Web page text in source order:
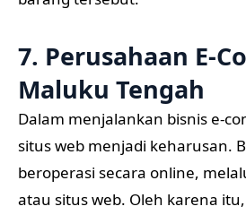
7. Perusahaan E-
Maluku Tengah
Dalam menjalankan bisnis e-
situs web menjadi keharusan.
beroperasi secara online,
atau situs web. Oleh karena